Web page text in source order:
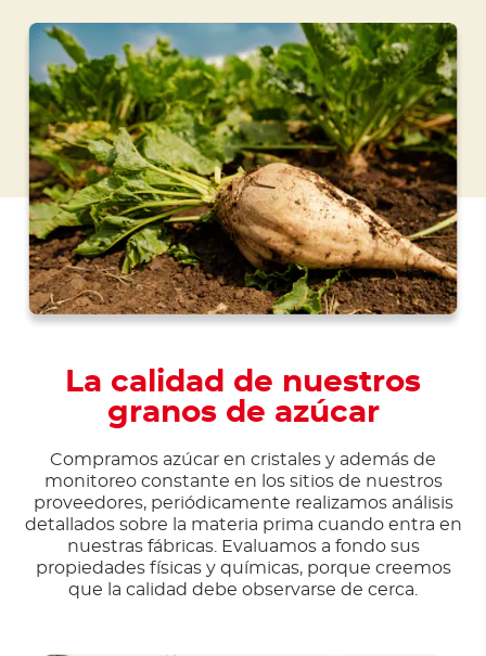
La calidad de nuestros
granos de azúcar
Compramos azúcar en cristales y además de
monitoreo constante en los sitios de nuestros
proveedores, periódicamente realizamos análisis
detallados sobre la materia prima cuando entra en
nuestras fábricas. Evaluamos a fondo sus
propiedades físicas y químicas, porque creemos
que la calidad debe observarse de cerca.